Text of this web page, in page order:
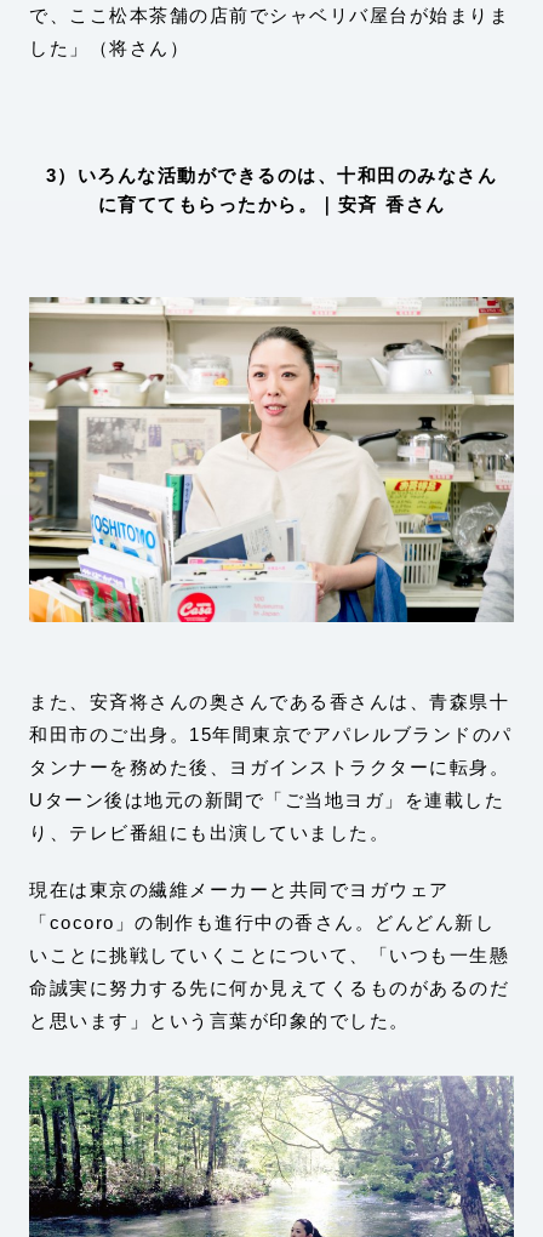
で、ここ松本茶舗の店前でシャベリバ屋台が始まりま
した」（将さん）
3）いろんな活動ができるのは、十和田のみなさん
に育ててもらったから。｜安斉 香さん
また、安斉将さんの奥さんである香さんは、青森県十
和田市のご出身。15年間東京でアパレルブランドのパ
タンナーを務めた後、ヨガインストラクターに転身。
Uターン後は地元の新聞で「ご当地ヨガ」を連載した
り、テレビ番組にも出演していました。
現在は東京の繊維メーカーと共同でヨガウェア
「cocoro」の制作も進行中の香さん。どんどん新し
いことに挑戦していくことについて、「いつも一生懸
命誠実に努力する先に何か見えてくるものがあるのだ
と思います」という言葉が印象的でした。